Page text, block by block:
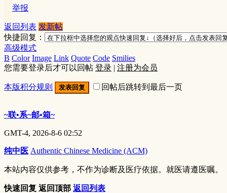
举报
返回列表 发新帖
快捷回复：
高级模式
B Color Image Link Quote Code Smilies
您需要登录后才可以回帖 登录 | 注册为会员
本版积分规则 发表回复 回帖后跳转到最后一页
~联•系~邮•箱~
GMT-4, 2026-8-6 02:52
纯中医 Authentic Chinese Medicine (ACM)
本站内容仅供参考，不作为诊断及医疗依据。就医请遵医嘱。
快速回复 返回顶部 返回列表